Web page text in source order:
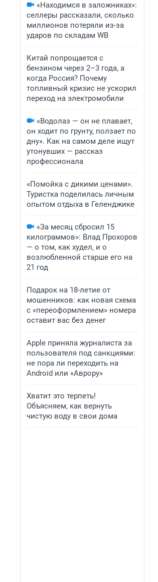
«Находимся в заложниках»:
селлеры рассказали, сколько
миллионов потеряли из-за
ударов по складам WB
Китай попрощается с
бензином через 2–3 года, а
когда Россия? Почему
топливный кризис не ускорил
переход на электромобили
«Водолаз — он не плавает,
он ходит по грунту, ползает по
дну». Как на самом деле ищут
утонувших — рассказ
профессионала
«Помойка с дикими ценами».
Туристка поделилась личным
опытом отдыха в Геленджике
«За месяц сбросил 15
килограммов»: Влад Прохоров
— о том, как худел, и о
возлюбленной старше его на
21 год
Подарок на 18-летие от
мошенников: как новая схема
с «переоформлением» номера
оставит вас без денег
Apple приняла журналиста за
пользователя под санкциями:
не пора ли переходить на
Android или «Аврору»
Хватит это терпеть!
Объясняем, как вернуть
чистую воду в свои дома